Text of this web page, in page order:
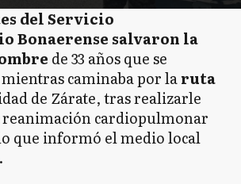
del Servicio
Bonaerense salvaron la
de 33 años que se
caminaba por laruta
de Zárate, tras realizarle
reanimación cardiopulmonar
que informó el medio local
.